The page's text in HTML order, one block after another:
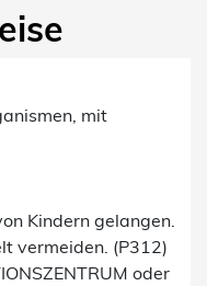
mit
Kindern gelangen.
vermeiden. (P312)
oder